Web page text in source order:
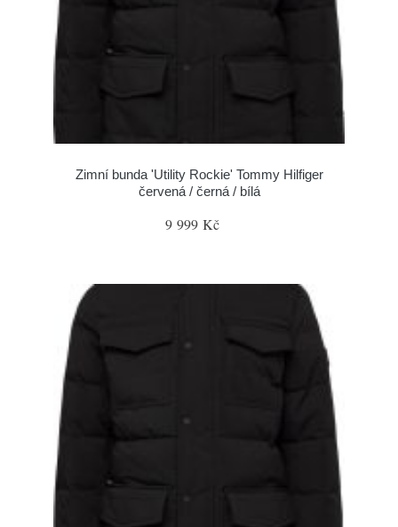
Zimní bunda 'Utility Rockie' Tommy Hilfiger
červená / černá / bílá
9 999 Kč